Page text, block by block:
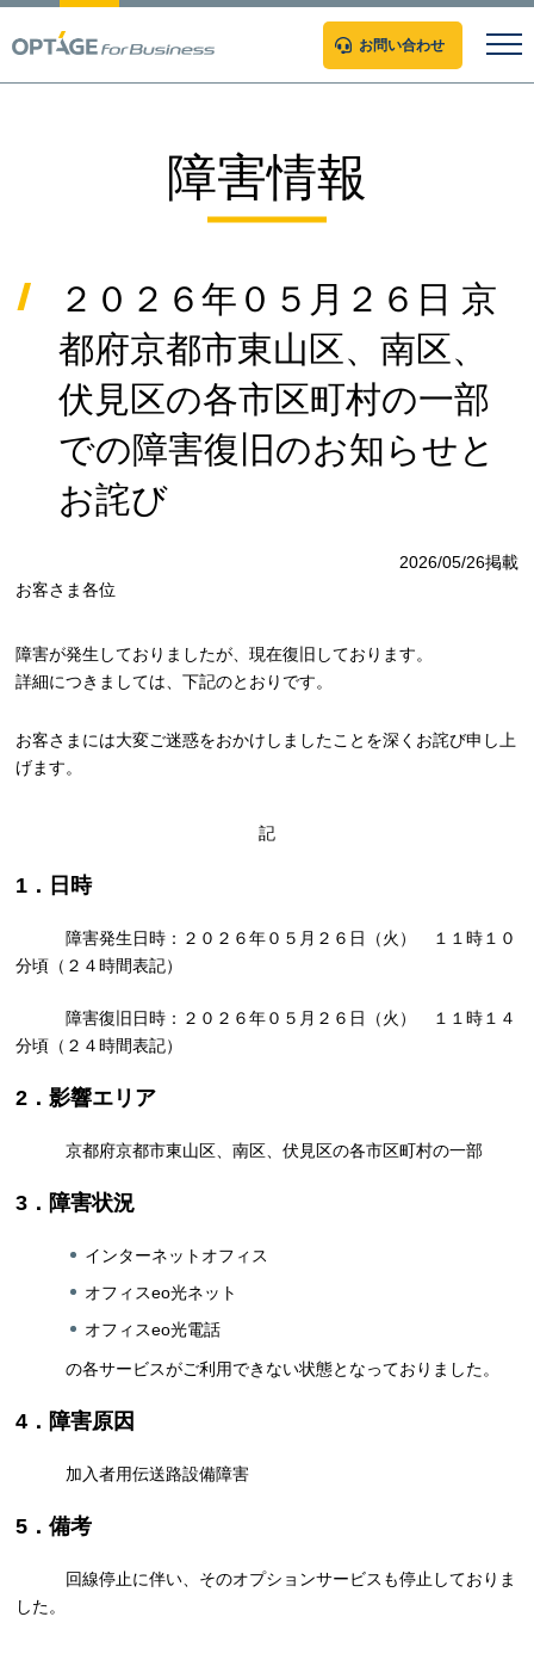
お問い合わせ
障害情報
２０２６年０５月２６日 京
都府京都市東山区、南区、
伏見区の各市区町村の一部
での障害復旧のお知らせと
お詫び
2026/05/26掲載
お客さま各位
障害が発生しておりましたが、現在復旧しております。
詳細につきましては、下記のとおりです。
お客さまには大変ご迷惑をおかけしましたことを深くお詫び申し上
げます。
記
1．日時
障害発生日時：２０２６年０５月２６日（火） １１時１０
分頃（２４時間表記）
障害復旧日時：２０２６年０５月２６日（火） １１時１４
分頃（２４時間表記）
2．影響エリア
京都府京都市東山区、南区、伏見区の各市区町村の一部
3．障害状況
インターネットオフィス
オフィスeo光ネット
オフィスeo光電話
の各サービスがご利用できない状態となっておりました。
4．障害原因
加入者用伝送路設備障害
5．備考
回線停止に伴い、そのオプションサービスも停止しておりま
した。